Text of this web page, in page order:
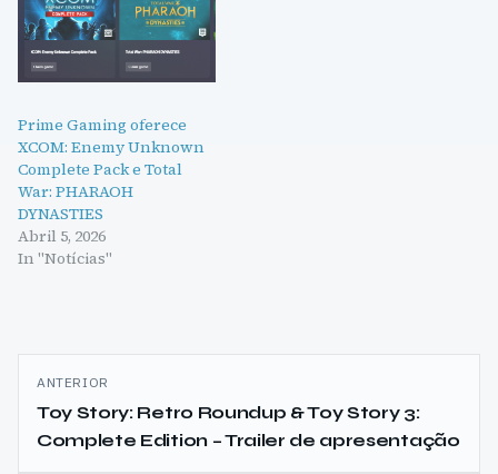
Prime Gaming oferece
XCOM: Enemy Unknown
Complete Pack e Total
War: PHARAOH
DYNASTIES
Abril 5, 2026
In "Notícias"
Navegação
de
artigos
ANTERIOR
Toy Story: Retro Roundup & Toy Story 3:
Complete Edition – Trailer de apresentação